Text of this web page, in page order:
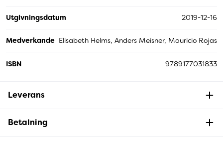
Utgivningsdatum 2019-12-16
Medverkande Elisabeth Helms, Anders Meisner, Mauricio Rojas
ISBN 9789177031833
Leverans
Betalning